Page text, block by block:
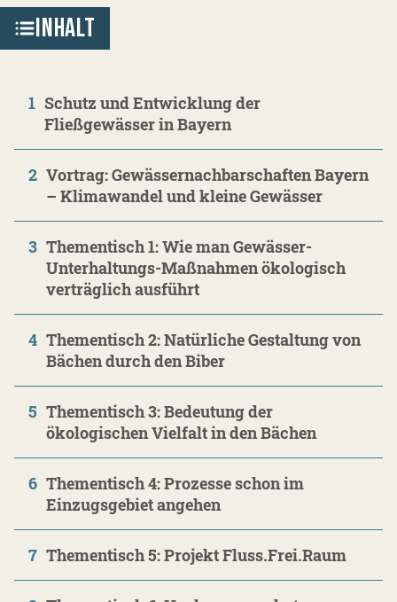
INHALT
1 Schutz und Entwicklung der
Fließgewässer in Bayern
2 Vortrag: Gewässernachbarschaften Bayern
– Klimawandel und kleine Gewässer
3 Thementisch 1: Wie man Gewässer-
Unterhaltungs-Maßnahmen ökologisch
verträglich ausführt
4 Thementisch 2: Natürliche Gestaltung von
Bächen durch den Biber
5 Thementisch 3: Bedeutung der
ökologischen Vielfalt in den Bächen
6 Thementisch 4: Prozesse schon im
Einzugsgebiet angehen
7 Thementisch 5: Projekt Fluss.Frei.Raum